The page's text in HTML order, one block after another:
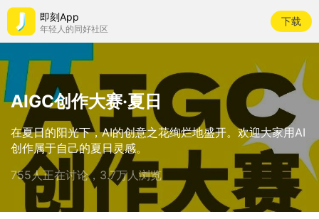
即刻App
年轻人的同好社区
下载
AIGC创作大赛·夏日
在夏日的阳光下，AI的创意之花绚烂地盛开。欢迎大家用AI
创作属于自己的夏日灵感。
755人正在讨论，3.7万人浏览